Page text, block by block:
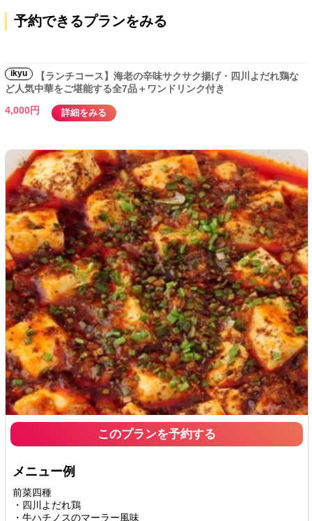
予約できるプランをみる
ikyu
【ランチコース】海老の辛味サクサク揚げ・四川よだれ鶏な
ど人気中華をご堪能する全7品＋ワンドリンク付き
4,000円
詳細をみる
このプランを予約する
メニュー例
前菜四種
・四川よだれ鶏
・牛ハチノスのマーラー風味